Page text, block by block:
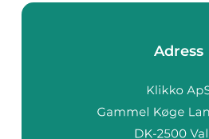
Adress